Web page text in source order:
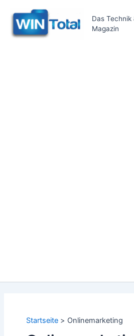
Inhalt
springen
Das
Magazin
Startseite Onlinemarketing